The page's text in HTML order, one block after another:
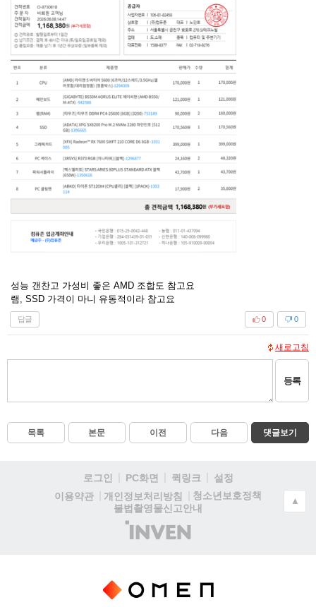
성능 갠찬고 가성비 좋은 AMD 조합도 참고요
램, SSD 가격이 마니 유동적이라 참고요
답글 0
0
새로고침
등록
목록 본문 이전 다음 댓글보기
로그인 PC화면 퀵링크
설정
이용약관
개인정보처리방침
청소년보호정책
불법촬영물신고안내
(주)
인
▲